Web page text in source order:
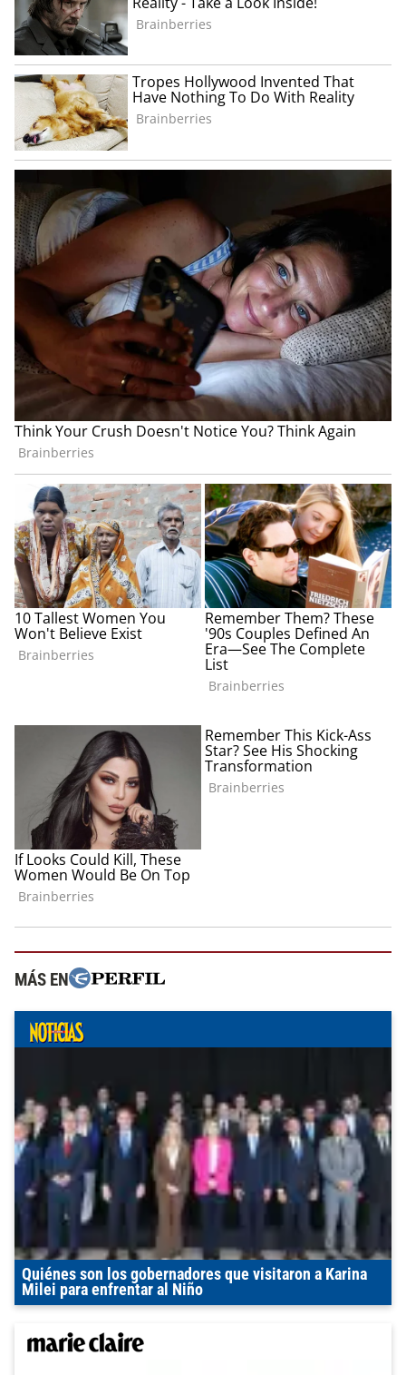
MÁS EN
Quiénes son los gobernadores que visitaron a Karina
Milei para enfrentar al Niño